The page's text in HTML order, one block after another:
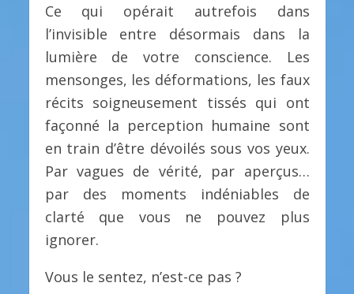
Ce qui opérait autrefois dans
l’invisible entre désormais dans la
lumière de votre conscience. Les
mensonges, les déformations, les faux
récits soigneusement tissés qui ont
façonné la perception humaine sont
en train d’être dévoilés sous vos yeux.
Par vagues de vérité, par aperçus…
par des moments indéniables de
clarté que vous ne pouvez plus
ignorer.
Vous le sentez, n’est-ce pas ?